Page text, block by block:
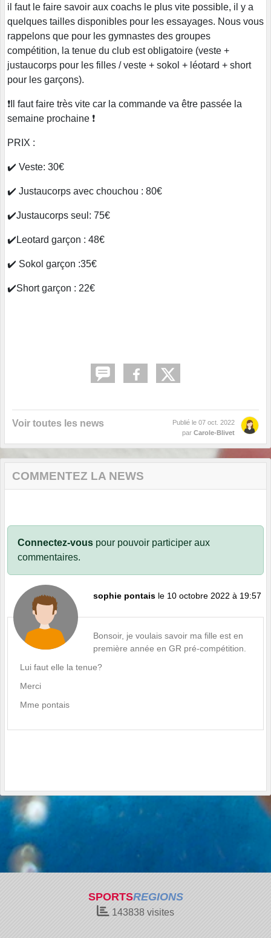
il faut le faire savoir aux coachs le plus vite possible, il y a
quelques tailles disponibles pour les essayages. Nous vous
rappelons que pour les gymnastes des groupes
compétition, la tenue du club est obligatoire (veste +
justaucorps pour les filles / veste + sokol + léotard + short
pour les garçons).
❗Il faut faire très vite car la commande va être passée la
semaine prochaine ❗
PRIX :
✔️ Veste: 30€
✔️ Justaucorps avec chouchou : 80€
✔️Justaucorps seul: 75€
✔️Leotard garçon : 48€
✔️ Sokol garçon :35€
✔️Short garçon : 22€
Voir toutes les news Publié le 07 oct. 2022
par Carole-Blivet
COMMENTEZ LA NEWS
Connectez-vous pour pouvoir participer aux
commentaires.
sophie pontais le 10 octobre 2022 à 19:57
Bonsoir, je voulais savoir ma fille est en
première année en GR pré-compétition.
Lui faut elle la tenue?
Merci
Mme pontais
SPORTSREGIONS
143838 visites